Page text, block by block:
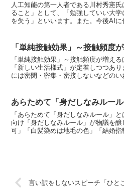
人工知能の第一人者である川村秀憲
ること」として、「勉強していい大
を失う」といいます。また。今後AIに
ラー」であると。それは「お金にな
「単純接触効果」～接触頻度
「単純接触効果」～接触頻度が増え
「新しい生活様式」が定着しつつあ
には密閉・密集・密接しないなどの
あり、ビジネスの会合やプライベー
あらためて「身だしなみルー
「あらためて「身だしなみルール」
向け「身だしなみルール」が物議を
可」「白髪染めは地毛の色」「結婚
い」など、細かく書かれたものが市
言い訳をしないスピーチ「ひと